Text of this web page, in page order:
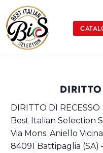
DIRITTO DI RECESSO
Best Italian Selection
Via Mons. Aniello
84091 Battipaglia (SA)